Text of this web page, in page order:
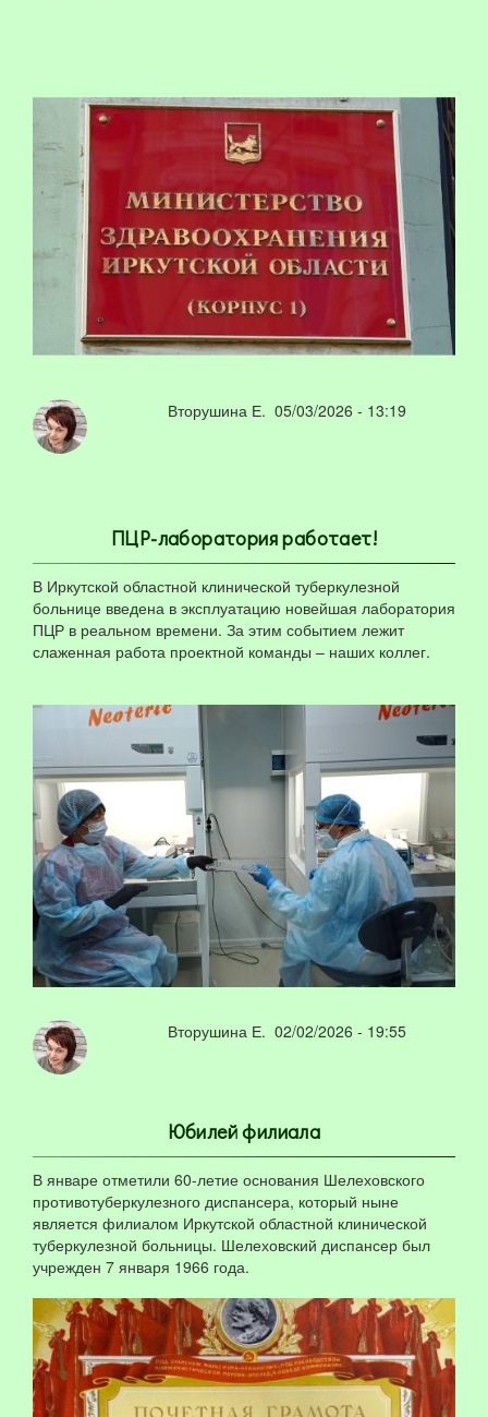
Вторушина Е. 05/03/2026 - 13:19
ПЦР-лаборатория работает!
В Иркутской областной клинической туберкулезной
больнице введена в эксплуатацию новейшая лаборатория
ПЦР в реальном времени. За этим событием лежит
слаженная работа проектной команды – наших коллег.
Вторушина Е. 02/02/2026 - 19:55
Юбилей филиала
В январе отметили 60-летие основания Шелеховского
противотуберкулезного диспансера, который ныне
является филиалом Иркутской областной клинической
туберкулезной больницы. Шелеховский диспансер был
учрежден 7 января 1966 года.